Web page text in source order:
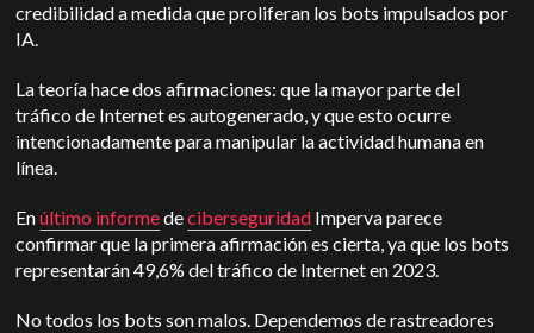
credibilidad a medida que proliferan los bots impulsados por
IA.
La teoría hace dos afirmaciones: que la mayor parte del
tráfico de Internet es autogenerado, y que esto ocurre
intencionadamente para manipular la actividad humana en
línea.
Enúltimo informedeciberseguridad Imperva parece
confirmar que la primera afirmación es cierta, ya que los bots
representarán 49,6% del tráfico de Internet en 2023.
No todos los bots son malos. Dependemos de rastreadores